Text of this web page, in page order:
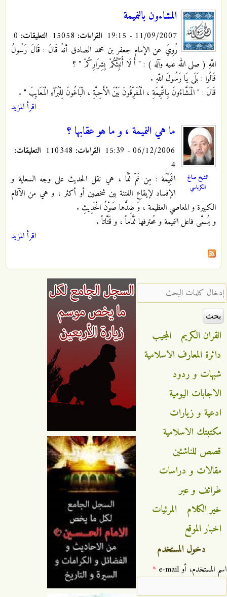
المشاءون بالنميمة
11/09/2007 - 19:15 القراءات: التعليقات:
رُوِيَ عن الإمام جعفر بن محمد الصادق أنهُ قَالَ : قَالَ رَسُولُ
اللَّهِ ( صلى الله عليه وآله ) : " أَ لَا أُنَبِّئُكُمْ بِشِرَارِكُمْ " ؟
قَالُوا : بَلَى يَا رَسُولَ اللَّهِ .
قَالَ : " الْمَشَّاءُونَ بِالنَّمِيمَةِ ، الْمُفَرِّقُونَ بَيْنَ الْأَحِبَّةِ ، الْبَاغُونَ لِلْبُرَآءِ الْمَعَايِبَ " .
اقرأ المزيد
الشيخ صالح
الكرباسي
ما هي النميمة ، و ما هو عقابها ؟
06/12/2006 - 15:39 القراءات:
التعليقات:
4
النَمِيْمَة : مِن نَمّ نَمَّا ، هي نقل الحديث على وجه السعاية و
الإفساد لإيقاع الفتنة بين شخصين أو أكثر ، و هي من الآثام
الكبيرة و المعاصي العظيمة ، وَ ضِدُّها صَوْنُ الْحَدِيثِ .
و يُسمَّى فاعل النميمة و مُحترفها نَمَّاماً ، و قَتَّاتاً .
اقرأ المزيد
‏إدخال كلمات البحث ‏
القران الكريم
المجيب
دائرة المعارف الاسلامية
شبهات و ردود
الاجابات اليومية
ادعية و زيارات
مكتبتك الاسلامية
قصص للناشئين
مقالات و دراسات
طرائف و عبر
خير الكلام
المرئيات
اخبار الموقع
دخول المستخدم
‏اسم المستخدم، أو e-mail ‏ *